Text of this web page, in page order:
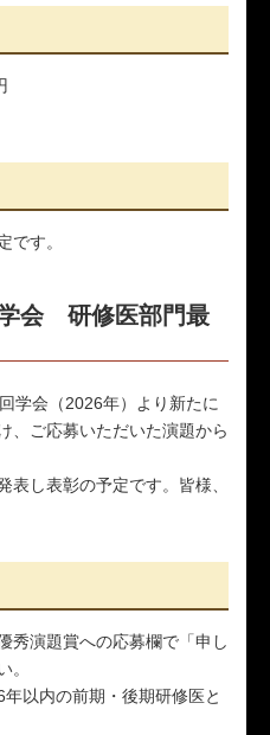
です。
会 研修医部門最
学会（2026年）より新たに
、ご応募いただいた演題から
し表彰の予定です。皆様、
秀演題賞への応募欄で「申し
。
以内の前期・後期研修医と